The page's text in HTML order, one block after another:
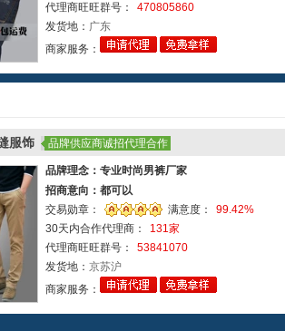
代理商旺旺群号：
470805860
发货地： 广东
商家服务：
服饰 品牌供应商诚招代理合作
品牌理念：专业时尚男裤厂家
招商意向：都可以
交易勋章：
满意度：
99.42%
30天内合作代理商：
131家
代理商旺旺群号：
53841070
发货地： 京苏沪
商家服务：